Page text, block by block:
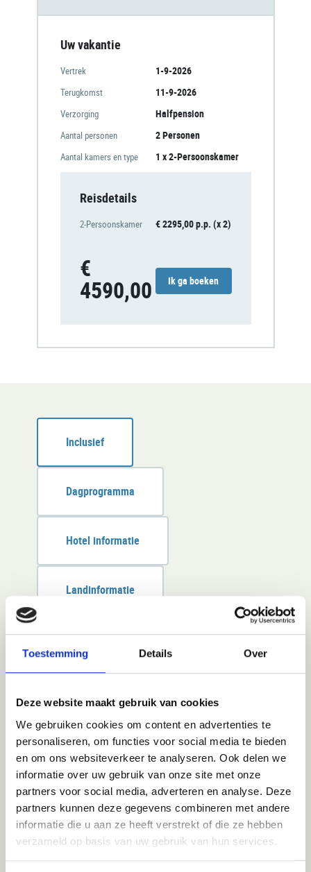
Toestemming Details Over
Deze website maakt gebruik van cookies
We gebruiken cookies om content en advertenties te
personaliseren, om functies voor social media te bieden
en om ons websiteverkeer te analyseren. Ook delen we
informatie over uw gebruik van onze site met onze
partners voor social media, adverteren en analyse. Deze
partners kunnen deze gegevens combineren met andere
informatie die u aan ze heeft verstrekt of die ze hebben
verzameld op basis van uw gebruik van hun services.
Uw vakantie
Vertrek 1-9-2026
Terugkomst 11-9-2026
Verzorging Halfpension
Aantal personen 2 Personen
Aantal kamers en type 1 x 2-Persoonskamer
Reisdetails
2-Persoonskamer € 2295,00 p.p. (x 2)
€
4590,00 Ik ga boeken
Inclusief
Dagprogramma
Hotel informatie
Landinformatie
Extra’s
• Heen-/terugvlucht vanaf Brussel met Austria
Airlines of gelijkwaardige IATA-
luchtvaartmaatschappij
• Transfers van de luchthaven naar het hotel en
v.v.
• Nederlandssprekende ervaren gids
• Overnachtingen in comfortabele 4-sterrenhotels
op basis van logies/ontbijt